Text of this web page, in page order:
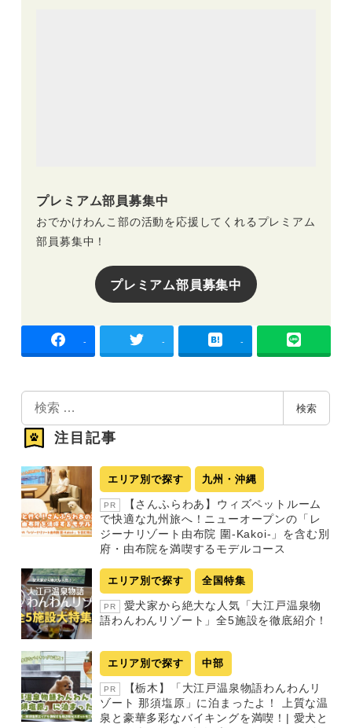
プレミアム部員募集中
おでかけわんこ部の活動を応援してくれるプレミアム
部員募集中！
プレミアム部員募集中
- - -
索
検索
注目記事
エリア別で探す 九州・沖縄
PR
【さんふらわあ】ウィズペットルーム
で快適な九州旅へ！ニューオープンの「レ
ジーナリゾート由布院 圍-Kakoi-」を含む別
府・由布院を満喫するモデルコース
エリア別で探す 全国特集
PR
愛犬家から絶大な人気「大江戸温泉物
語わんわんリゾート」全5施設を徹底紹介！
エリア別で探す 中部
PR
【栃木】「大江戸温泉物語わんわんリ
ゾート 那須塩原」に泊まったよ！ 上質な温
泉と豪華多彩なバイキングを満喫！| 愛犬と